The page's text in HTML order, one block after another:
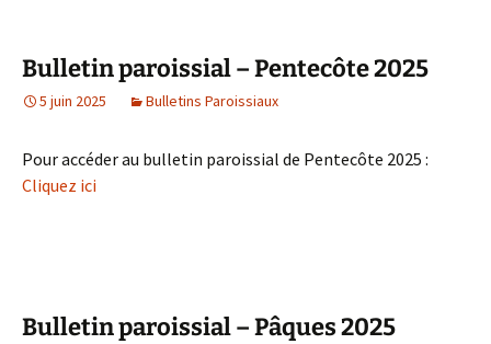
Bulletin paroissial – Pentecôte 2025
5 juin 2025 Bulletins Paroissiaux
Pour accéder au bulletin paroissial de Pentecôte 2025 :
Cliquez ici
Bulletin paroissial – Pâques 2025